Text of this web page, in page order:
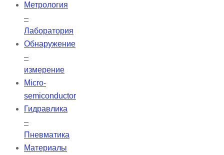
Метрология
–
Лаборатория
Обнаружение
–
измерение
Micro-
semiconductor
Гидравлика
–
Пневматика
Материалы